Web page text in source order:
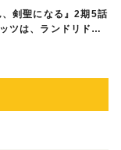
剣聖になる』2期5話
ツは、ランドリドに